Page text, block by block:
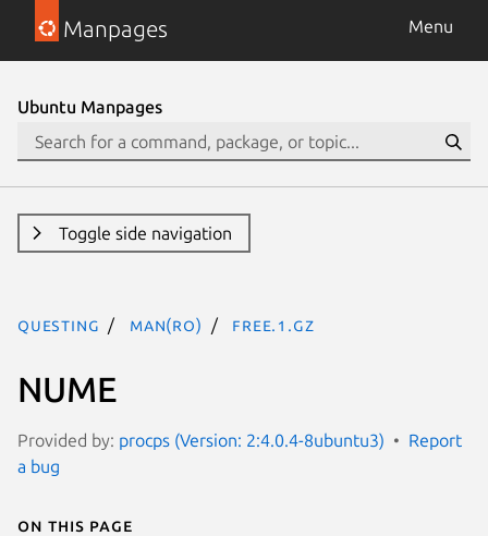
Manpages Menu
Ubuntu Manpages
Toggle side navigation
questing man(ro) free.1.gz
NUME
Provided by: procps (Version: 2:4.0.4-8ubuntu3)
Report
a bug
On this page